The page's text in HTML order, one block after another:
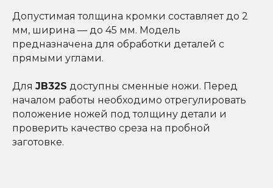
Допустимая толщина кромки составляет до 2
мм, ширина — до 45 мм. Модель
предназначена для обработки деталей с
прямыми углами.
Для JB32S доступны сменные ножи. Перед
началом работы необходимо отрегулировать
положение ножей под толщину детали и
проверить качество среза на пробной
заготовке.